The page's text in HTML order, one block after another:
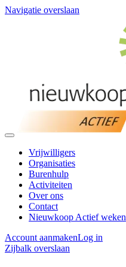
Navigatie overslaan
Vrijwilligers
Organisaties
Burenhulp
Activiteiten
Over ons
Contact
Nieuwkoop Actief weken
Account aanmakenLog in
Zijbalk overslaan